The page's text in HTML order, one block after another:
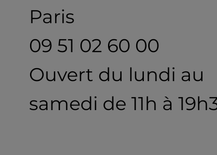
Paris
09 51 02 60 00
Ouvert du lundi au
samedi de 11h à